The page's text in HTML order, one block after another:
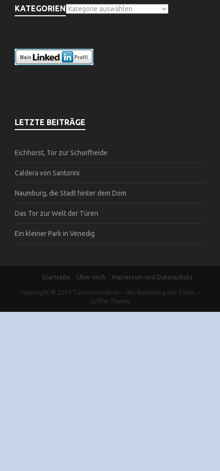
KATEGORIEN
LETZTE BEITRÄGE
Eichhorst, Tor zur Schorfheide
Caldera von Santorini
Naumburg, die Stadt hinter dem Dom
Das Tor zur Welt der Türen
Ein kleiner Park in Venedig
Startseite Über mich Impressum und Datenschutz
Copyright © 2014 Türensammlerin – der Reiseblog mit Türen –
Griffin Theme